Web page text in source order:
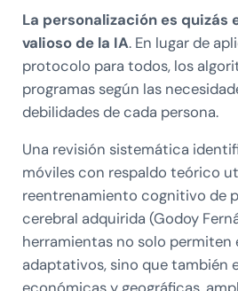
La personalización es quizás
valioso de la IA. En lugar de
protocolo para todos, los
programas según las
debilidades de cada persona.
Una revisión sistemática
móviles con respaldo teórico
reentrenamiento cognitivo de
cerebral adquirida (Godoy
herramientas no solo permiten
adaptativos, sino que también